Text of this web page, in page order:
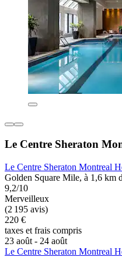
Le Centre Sheraton
Le Centre Sheraton Montreal
Golden Square Mile, à 1,6 km
9,2/10
Merveilleux
(2 195 avis)
220 €
taxes et frais compris
23 août - 24 août
Le Centre Sheraton Montreal